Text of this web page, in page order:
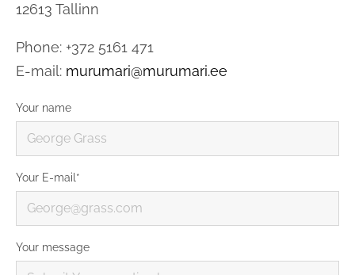
12613 Tallinn
Phone: +372 5161 471
E-mail: murumari@murumari.ee
Your name
Your E-mail
Your message